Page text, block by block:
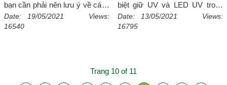
bạn cần phải nên lưu ý về cách
thiết kế namecard để làm ấn
tượng sâu sắc vấn đề này hãy
Date: 19/05/2021 Views:
16540
biệt giữ UV và LED UV trong
ngành in sẽ như thế nào, hãy
cùng xmagic.vn tìm hiểu ngay
Date: 13/05/2021 Views:
16795
Trang 10 of 11